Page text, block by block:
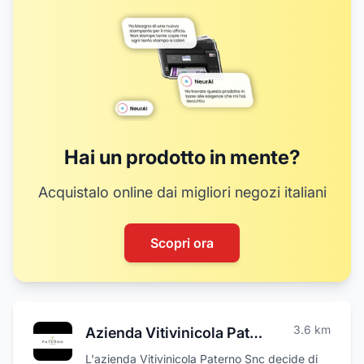
Hai un prodotto in mente?
Acquistalo online dai migliori negozi italiani
Scopri ora
Azienda Vitivinicola Paterno 3.6 km
L'azienda Vitivinicola Paterno Snc decide di